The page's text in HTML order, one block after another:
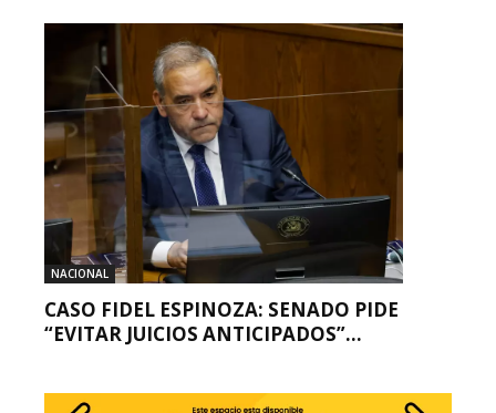
NACIONAL
CASO FIDEL ESPINOZA: SENADO PIDE
“EVITAR JUICIOS ANTICIPADOS”...